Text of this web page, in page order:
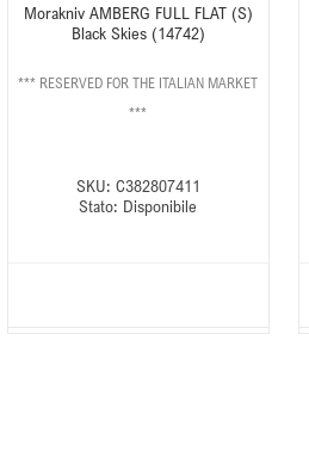
Morakniv AMBERG FULL FLAT (S)
Black Skies (14742)
*** RESERVED FOR THE ITALIAN MARKET
***
SKU: C382807411
Stato: Disponibile